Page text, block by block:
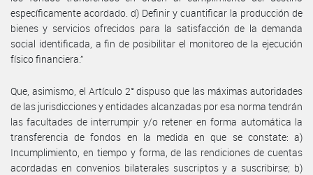
específicamente acordado. d) Definir y cuantificar la producción de
bienes y servicios ofrecidos para la satisfacción de la demanda
social identificada, a fin de posibilitar el monitoreo de la ejecución
físico financiera.”
Que, asimismo, el Artículo 2° dispuso que las máximas autoridades
de las jurisdicciones y entidades alcanzadas por esa norma tendrán
las facultades de interrumpir y/o retener en forma automática la
transferencia de fondos en la medida en que se constate: a)
Incumplimiento, en tiempo y forma, de las rendiciones de cuentas
acordadas en convenios bilaterales suscriptos y a suscribirse; b)